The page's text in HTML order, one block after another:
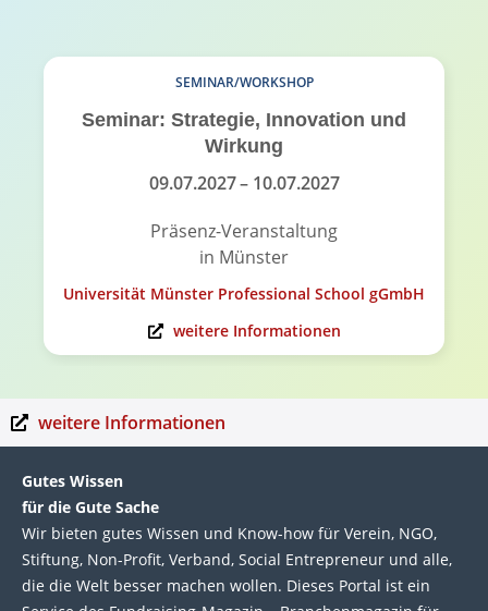
SEMINAR/WORKSHOP
Seminar: Strategie, Innovation und
Wirkung
09.07.2027– 10.07.2027
Präsenz-Veranstaltung
in Münster
Universität Münster Professional School gGmbH
weitere Informationen
weitere Informationen
Gutes Wissen
für die Gute Sache
Wir bie­ten gutes Wis­sen und Know-how für Ver­ein, NGO,
Stif­tung, Non-Profit, Ver­band, Social Entre­pre­neur und alle,
die die Welt bes­ser machen wol­len. Die­ses Por­tal ist ein